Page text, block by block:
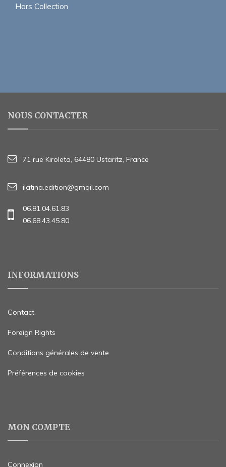
Hors Collection
NOUS CONTACTER
71 rue Kiroleta, 64480 Ustaritz, France
ilatina.edition@gmail.com
06.81.04.61.83
06.68.43.45.80
INFORMATIONS
Contact
Foreign Rights
Conditions générales de vente
Préférences de cookies
MON COMPTE
Connexion